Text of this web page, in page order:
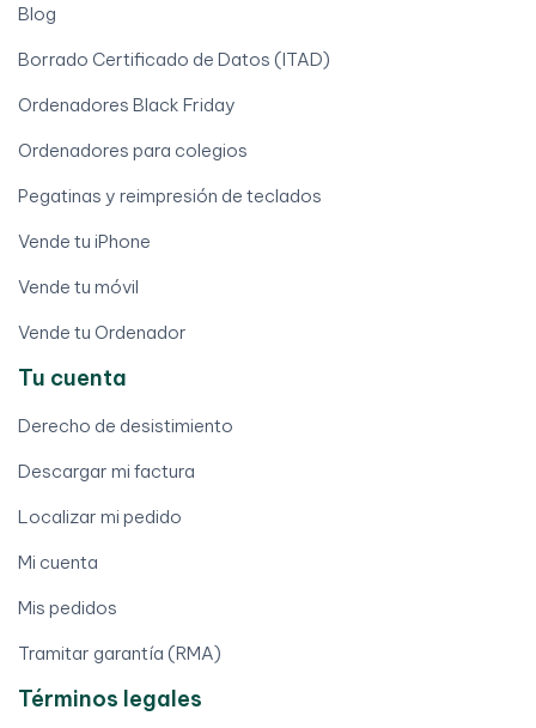
Blog
Borrado Certificado de Datos (ITAD)
Ordenadores Black Friday
Ordenadores para colegios
Pegatinas y reimpresión de teclados
Vende tu iPhone
Vende tu móvil
Vende tu Ordenador
Tu cuenta
Derecho de desistimiento
Descargar mi factura
Localizar mi pedido
Mi cuenta
Mis pedidos
Tramitar garantía (RMA)
Términos legales